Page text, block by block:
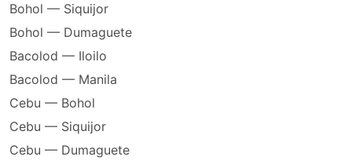
Bohol — Siquijor
Bohol — Dumaguete
Bacolod — Iloilo
Bacolod — Manila
Cebu — Bohol
Cebu — Siquijor
Cebu — Dumaguete